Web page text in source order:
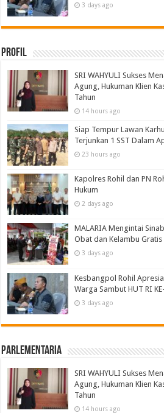
3 days ago
Profil
SRI WAHYULI Sukses
Agung, Hukuman Klien
Tahun
14 hours ago
Siap Tempur Lawan
Terjunkan 1 SST Dalam
23 hours ago
Kapolres Rohil dan PN
Hukum
2 days ago
MALARIA Mengintai
Obat dan Kelambu Gratis
3 days ago
Kesbangpol Rohil
Warga Sambut HUT RI
3 days ago
Parlementaria
SRI WAHYULI Sukses
Agung, Hukuman Klien
Tahun
14 hours ago